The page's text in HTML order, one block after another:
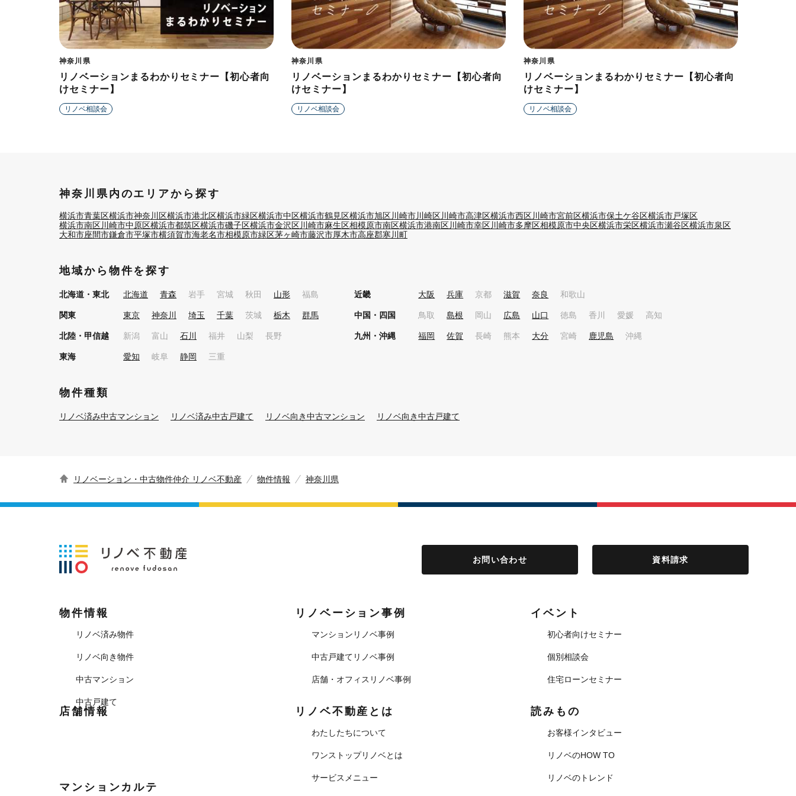
神奈川県
リノベーションまるわかりセミナー【初心者向
けセミナー】
リノベ相談会
神奈川県
リノベーションまるわかりセミナー【初心者向
けセミナー】
リノベ相談会
神奈川県
リノベーションまるわかりセミナー【初心者向
けセミナー】
リノベ相談会
神奈川県内のエリアから探す
横浜市青葉区横浜市神奈川区横浜市港北区横浜市緑区横浜市中区横浜市鶴見区横浜市旭区川崎市川崎区川崎市高津区横浜市西区川崎市宮前区横浜市保土ケ谷区横浜市戸塚区
横浜市南区川崎市中原区横浜市都筑区横浜市磯子区横浜市金沢区川崎市麻生区相模原市南区横浜市港南区川崎市幸区川崎市多摩区相模原市中央区横浜市栄区横浜市瀬谷区横浜市泉区
大和市座間市鎌倉市平塚市横須賀市海老名市相模原市緑区茅ヶ崎市藤沢市厚木市高座郡寒川町
地域から物件を探す
北海道・東北 北海道 青森 岩手 宮城 秋田 山形 福島
関東 東京 神奈川 埼玉 千葉 茨城 栃木 群馬
北陸・甲信越 新潟 富山 石川 福井 山梨 長野
東海 愛知 岐阜 静岡 三重
近畿 大阪 兵庫 京都 滋賀 奈良 和歌山
中国・四国 鳥取 島根 岡山 広島 山口 徳島 香川 愛媛 高知
九州・沖縄 福岡 佐賀 長崎 熊本 大分 宮崎 鹿児島 沖縄
物件種類
リノベ済み中古マンション リノベ済み中古戸建て リノベ向き中古マンション リノベ向き中古戸建て
リノベーション・中古物件仲介 リノベ不動産 物件情報 神奈川県
お問い合わせ 資料請求
物件情報
リノベ済み物件
リノベ向き物件
中古マンション
中古戸建て
リノベーション事例
マンションリノベ事例
中古戸建てリノベ事例
店舗・オフィスリノベ事例
イベント
初心者向けセミナー
個別相談会
住宅ローンセミナー
店舗情報 リノベ不動産とは
わたしたちについて
ワンストップリノベとは
サービスメニュー
読みもの
お客様インタビュー
リノベのHOW TO
リノベのトレンド
マンションカルテ